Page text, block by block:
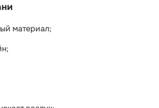
материал;